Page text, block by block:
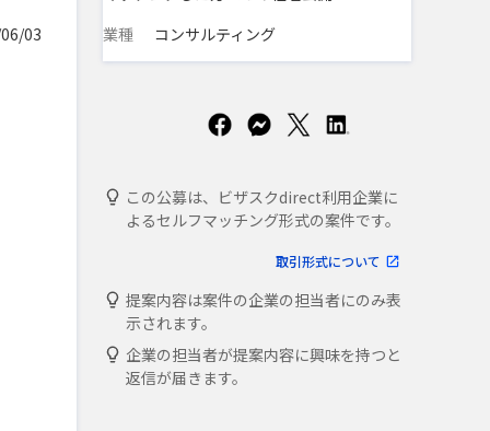
03
業種
コンサルティング
この公募は、ビザスクdirect利用企業に
よるセルフマッチング形式の案件です。
取引形式について
提案内容は案件の企業の担当者にのみ表
示されます。
企業の担当者が提案内容に興味を持つと
返信が届きます。